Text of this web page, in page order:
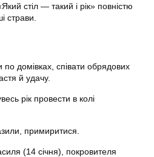
стіл — такий і рік» повністю
страви.
по домівках, співати обрядових
й удачу.
рік провести в колі
примиритися.
(14 січня), покровителя